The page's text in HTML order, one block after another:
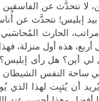
لا نتحدَّث عن
بيد إبليس! نتحدَّث عن
مراتب، الحارث
أربع، هذه أول منزلة،
أين؟ هل رأى
ساحة النفس الشيطان
أن يُثبِت لهذا الذي